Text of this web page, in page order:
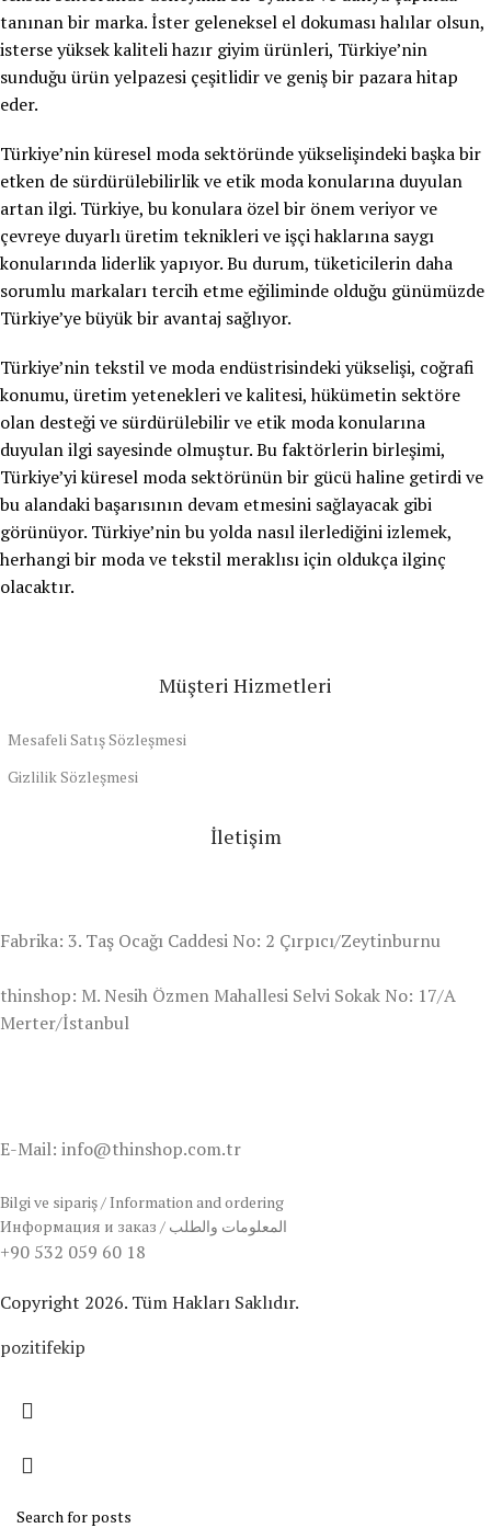
tanınan bir marka. İster geleneksel el dokuması halılar olsun,
isterse yüksek kaliteli hazır giyim ürünleri, Türkiye’nin
sunduğu ürün yelpazesi çeşitlidir ve geniş bir pazara hitap
eder.
Türkiye’nin küresel moda sektöründe yükselişindeki başka bir
etken de sürdürülebilirlik ve etik moda konularına duyulan
artan ilgi. Türkiye, bu konulara özel bir önem veriyor ve
çevreye duyarlı üretim teknikleri ve işçi haklarına saygı
konularında liderlik yapıyor. Bu durum, tüketicilerin daha
sorumlu markaları tercih etme eğiliminde olduğu günümüzde
Türkiye’ye büyük bir avantaj sağlıyor.
Türkiye’nin tekstil ve moda endüstrisindeki yükselişi, coğrafi
konumu, üretim yetenekleri ve kalitesi, hükümetin sektöre
olan desteği ve sürdürülebilir ve etik moda konularına
duyulan ilgi sayesinde olmuştur. Bu faktörlerin birleşimi,
Türkiye’yi küresel moda sektörünün bir gücü haline getirdi ve
bu alandaki başarısının devam etmesini sağlayacak gibi
görünüyor. Türkiye’nin bu yolda nasıl ilerlediğini izlemek,
herhangi bir moda ve tekstil meraklısı için oldukça ilginç
olacaktır.
Müşteri Hizmetleri
Mesafeli Satış Sözleşmesi
Gizlilik Sözleşmesi
İletişim
Fabrika: 3. Taş Ocağı Caddesi No: 2 Çırpıcı/Zeytinburnu
thinshop: M. Nesih Özmen Mahallesi Selvi Sokak No: 17/A
Merter/İstanbul
E-Mail: info@thinshop.com.tr
Bilgi ve sipariş / Information and ordering
Информация и заказ / المعلومات والطلب
+90 532 059 60 18
Copyright 2026. Tüm Hakları Saklıdır.
pozitifekip